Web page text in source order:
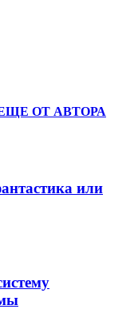
ОТ АВТОРА
или